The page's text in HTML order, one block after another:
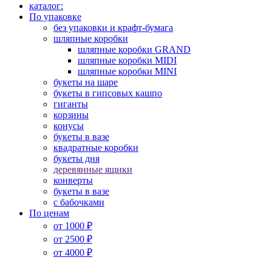
каталог:
По упаковке
без упаковки и крафт-бумага
шляпные коробки
шляпные коробки GRAND
шляпные коробки MIDI
шляпные коробки MINI
букеты на шаре
букеты в гипсовых кашпо
гиганты
корзины
конусы
букеты в вазе
квадратные коробки
букеты дня
деревянные ящики
конверты
букеты в вазе
с бабочками
По ценам
от 1000 ₽
от 2500 ₽
от 4000 ₽